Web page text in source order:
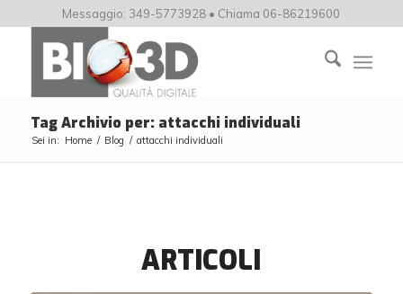
Messaggio: 349-5773928 • Chiama 06-86219600
Tag Archivio per: attacchi individuali
Sei in: Home / Blog / attacchi individuali
ARTICOLI